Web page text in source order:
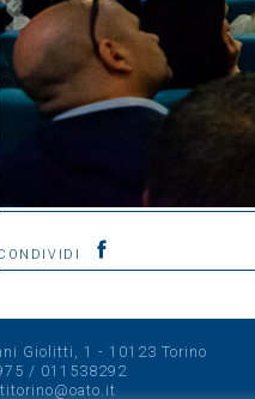
Giolitti, 1 - 10123 Torino
/ 011538292